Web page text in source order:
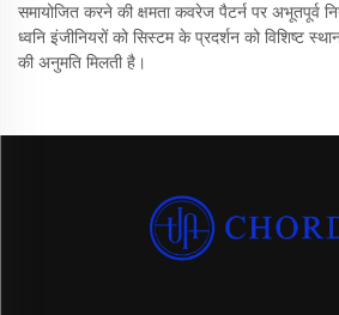
समायोजित करने की क्षमता कवरेज पैटर्न पर अभूतपूर्व
ध्वनि इंजीनियरों को सिस्टम के प्रदर्शन को विशिष्ट
की अनुमति मिलती है।